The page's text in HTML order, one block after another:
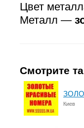
Цвет
Металл —
Смотрите
Киев